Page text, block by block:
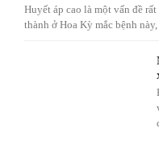
Huyết áp cao là một vấn đề
thành ở Hoa Kỳ mắc bệnh